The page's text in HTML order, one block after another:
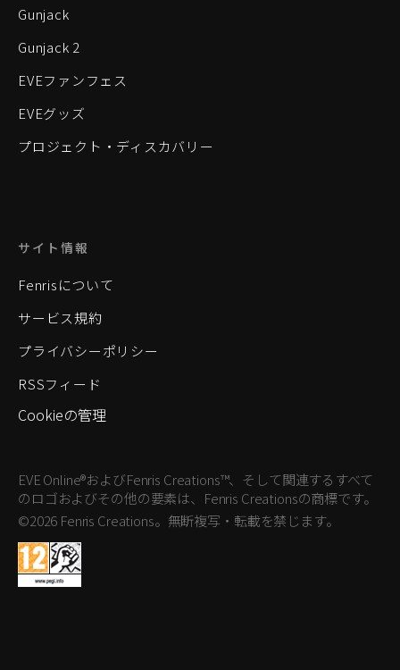
Gunjack
Gunjack 2
EVEファンフェス
EVEグッズ
プロジェクト・ディスカバリー
サイト情報
Fenrisについて
サービス規約
プライバシーポリシー
RSSフィード
Cookieの管理
EVE Online®およびFenris Creations™、そして関連するすべて
のロゴおよびその他の要素は、Fenris Creationsの商標です。
©2026 Fenris Creations。無断複写・転載を禁じます。